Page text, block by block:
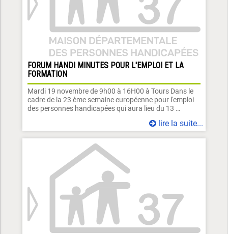
FORUM HANDI MINUTES POUR L'EMPLOI ET LA
FORMATION
Mardi 19 novembre de 9h00 à 16H00 à Tours Dans le
cadre de la 23 ème semaine européenne pour l'emploi
des personnes handicapées qui aura lieu du 13 …
lire la suite...